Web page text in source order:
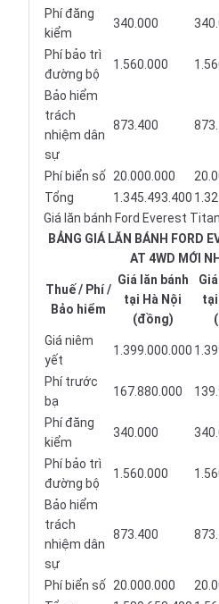
Phí đăng
kiểm
340.000
Phí bảo trì
đường bộ
1.560.000
Bảo hiểm
trách
nhiệm dân
sự
873.400
Phí biển số 20.000.000
Tổng
1.345.493.400
Giá lăn bánh Ford Everest
BẢNG GIÁ LĂN BÁNH FORD
AT 4WD MỚI
Thuế / Phí /
Bảo hiểm
Giá lăn bánh
tại Hà Nội
(đồng)
tại
Giá niêm
yết
1.399.000.000
Phí trước
bạ
167.880.000
Phí đăng
kiểm
340.000
Phí bảo trì
đường bộ
1.560.000
Bảo hiểm
trách
nhiệm dân
sự
873.400
Phí biển số 20.000.000